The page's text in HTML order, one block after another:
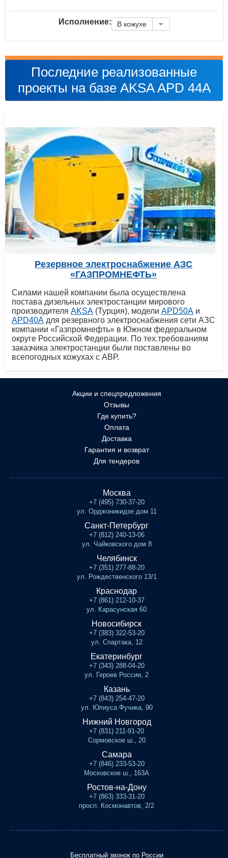
Исполнение: В кожухе
Последние реализованные
проекты на базе AKSA APD 44A
Резервное электроснабжение АЗС
«ГАЗПРОМНЕФТЬ»
Силами нашей компании была осуществлена
постава дизельных электростанции мирового
производителя AKSA (Турция), модели APD50A и
APD40A для резервного электроснабжения сети АЗС
компании «Газпромнефть» в Южном федеральном
округе Российской Федерации. По тех.требованиям
заказчика электростанции были поставлены во
всепогодных кожухах с АВР.
Акции и спецпредложения
Отзывы
Где купить?
Оплата
Доставка
Гарантия и возврат
Для тендеров
Москва
+7 (495) 730-37-20
ул. Орджоникидзе дом 11
Санкт-Петербург
+7 (812) 240-13-06
ул. Чайковского дом 8
Челябинск
+7 (351) 277-88-20
ул. Рождественского 13/1
Краснодар
+7 (861) 212-10-37
ул. Карасунская 60
Новосибирск
+7 (383) 322-53-20
ул. Спартака, 12
Екатеринбург
+7 (343) 288-04-20
ул. Героев России, 2
Казань
+7 (843) 254-47-20
ул. Юлиуса Фучика, 90
Нижний Новгород
+7 (831) 211-91-20
Сормовское ш., 20
Самара
+7 (846) 233-53-20
Московское ш., 163А
Ростов-на-Дону
+7 (863) 333-31-20
просп. Космонавтов, 2/2
Бесплатный звонок по России